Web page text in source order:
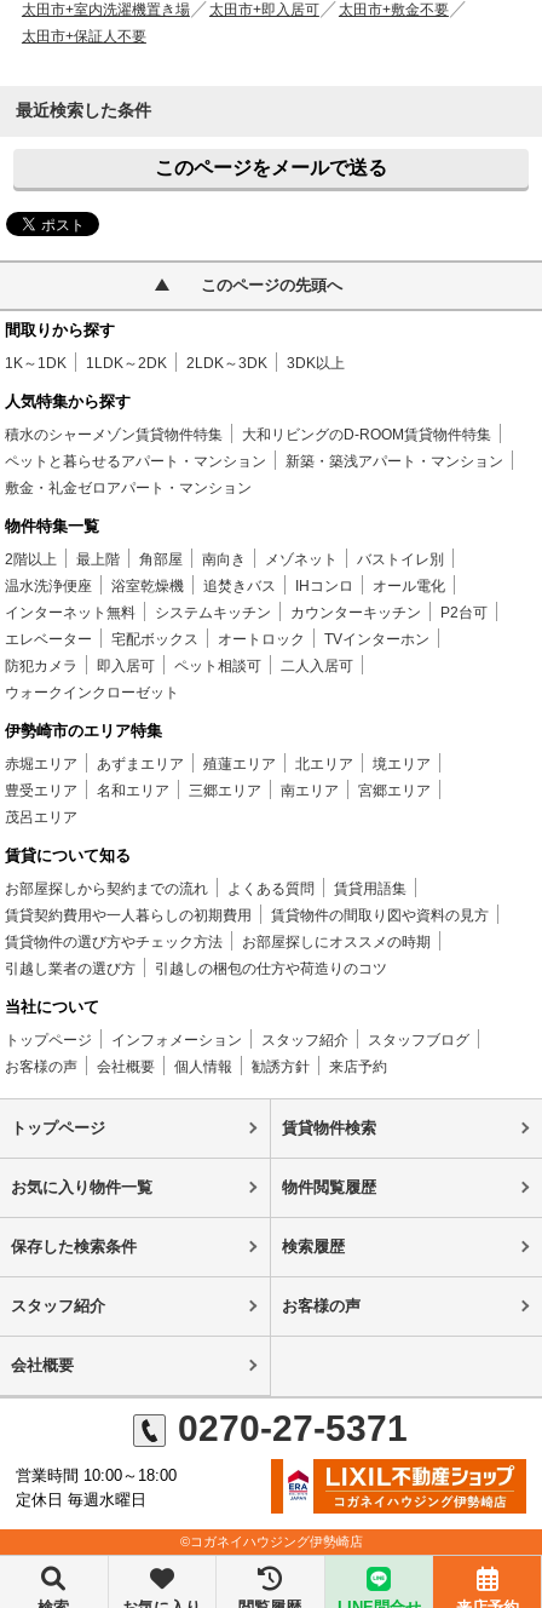
太田市+室内洗濯機置き場
太田市+即入居可
太田市+敷金不要
太田市+保証人不要
最近検索した条件
このページをメールで送る
このページの先頭へ
間取りから探す
1K～1DK 1LDK～2DK 2LDK～3DK 3DK以上
人気特集から探す
積水のシャーメゾン賃貸物件特集
大和リビングのD-ROOM賃貸物件特集
ペットと暮らせるアパート・マンション
新築・築浅アパート・マンション
敷金・礼金ゼロアパート・マンション
物件特集一覧
2階以上 最上階 角部屋 南向き メゾネット
バストイレ別
温水洗浄便座
浴室乾燥機 追焚きバス IHコンロ
オール電化
インターネット無料
システムキッチン カウンターキッチン
P2台可
エレベーター
宅配ボックス オートロック
TVインターホン
防犯カメラ
即入居可 ペット相談可
二人入居可
ウォークインクローゼット
伊勢崎市のエリア特集
赤堀エリア あずまエリア 殖蓮エリア 北エリア
境エリア
豊受エリア
名和エリア 三郷エリア 南エリア
宮郷エリア
茂呂エリア
賃貸について知る
お部屋探しから契約までの流れ よくある質問
賃貸用語集
賃貸契約費用や一人暮らしの初期費用
賃貸物件の間取り図や資料の見方
賃貸物件の選び方やチェック方法
お部屋探しにオススメの時期
引越し業者の選び方
引越しの梱包の仕方や荷造りのコツ
当社について
トップページ インフォメーション スタッフ紹介
スタッフブログ
お客様の声
会社概要 個人情報 勧誘方針 来店予約
トップページ 賃貸物件検索
お気に入り物件一覧 物件閲覧履歴
保存した検索条件 検索履歴
スタッフ紹介 お客様の声
会社概要
0270-27-5371
営業時間 10:00～18:00
定休日 毎週水曜日
©コガネイハウジング伊勢崎店